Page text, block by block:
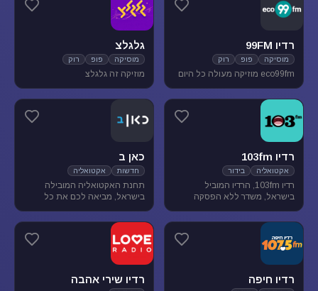
רדיו 99FM
מוסיקה פופ רוק
eco99fm מוזיקה מעולה כל היום
גלגלצ
מוסיקה פופ רוק
מוזיקה זה גלגלצ
רדיו 103fm
אקטואליה בידור
רדיו 103fm, הרדיו המוביל
בישראל, משדר ללא הפסקה
וסאטירה, עם מיטב המגישים
והעיתונאים
כאן ב
חדשות אקטואליה
תחנת האקטואליה המובילה
בישראל, מביאה לכם את כל
והפרשנויות, של האירועים שעל
סדר היום הישראלי.
רדיו חיפה רדיו שירי אהבה